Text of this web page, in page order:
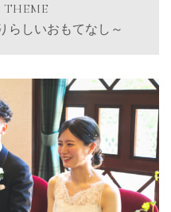
らしいおもてなし～